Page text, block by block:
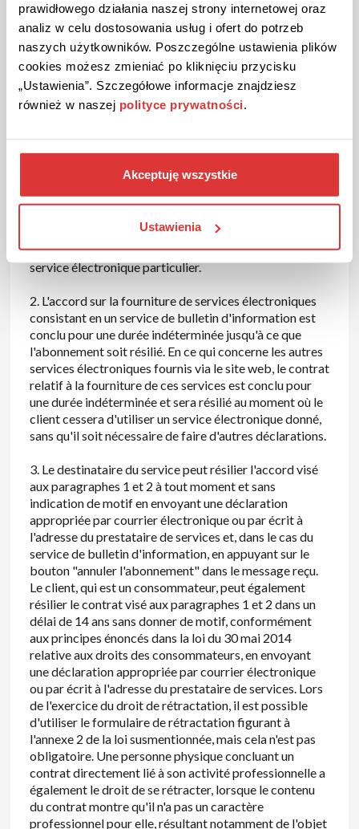
prawidłowego działania naszej strony internetowej oraz
analiz w celu dostosowania usług i ofert do potrzeb
naszych użytkowników. Poszczególne ustawienia plików
cookies możesz zmieniać po kliknięciu przycisku
„Ustawienia”. Szczegółowe informacje znajdziesz
również w naszej polityce prywatności
Akceptuję wszystkie
Ustawienia
2. Il est interdit au preneur de fournir un contenu illégal
et d'interférer de quelque manière que ce soit avec le
contenu du Site sans l'accord du prestataire de
services.
§ 5 Accord pour la fourniture de
électronique est conclu, en ce qui concerne le service
de bulletin d'information, au début de l'abonnement et,
commence l'utilisation d'une fonctionnalité
particulière du site web permettant l'utilisation d'un
service électronique particulier.
2. L'accord sur la fourniture de services électroniques
consistant en un service de bulletin d'information est
conclu pour une durée indéterminée jusqu'à ce que
l'abonnement soit résilié. En ce qui concerne les autres
services électroniques fournis via le site web, le contrat
relatif à la fourniture de ces services est conclu pour
une durée indéterminée et sera résilié au moment où le
client cessera d'utiliser un service électronique donné,
sans qu'il soit nécessaire de faire d'autres déclarations.
3. Le destinataire du service peut résilier l'accord visé
aux paragraphes 1 et 2 à tout moment et sans
indication de motif en envoyant une déclaration
appropriée par courrier électronique ou par écrit à
l'adresse du prestataire de services et, dans le cas du
service de bulletin d'information, en appuyant sur le
bouton "annuler l'abonnement" dans le message reçu.
Le client, qui est un consommateur, peut également
résilier le contrat visé aux paragraphes 1 et 2 dans un
délai de 14 ans sans donner de motif, conformément
aux principes énoncés dans la loi du 30 mai 2014
relative aux droits des consommateurs, en envoyant
une déclaration appropriée par courrier électronique
ou par écrit à l'adresse du prestataire de services. Lors
de l'exercice du droit de rétractation, il est possible
d'utiliser le formulaire de rétractation figurant à
l'annexe 2 de la loi susmentionnée, mais cela n'est pas
obligatoire. Une personne physique concluant un
contrat directement lié à son activité professionnelle a
également le droit de se rétracter, lorsque le contenu
du contrat montre qu'il n'a pas un caractère
professionnel pour elle, résultant notamment de l'objet